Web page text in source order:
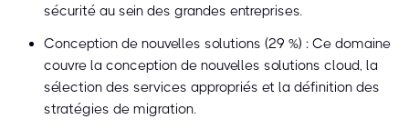
sécurité au sein des grandes entreprises.
Conception de nouvelles solutions (29 %) : Ce domaine
couvre la conception de nouvelles solutions cloud, la
sélection des services appropriés et la définition des
stratégies de migration.